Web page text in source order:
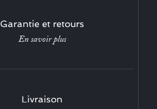
Garantie et retours
En savoir plus
Livraison